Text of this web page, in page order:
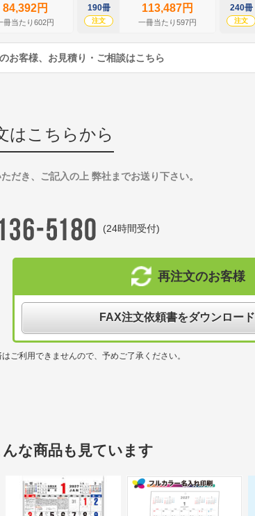
84,392円
冊当たり602円
190冊
注文
113,487円
一冊当たり597円
240冊
注文
お客様、お見積り・ご相談はこちら
はこちらから
だき、ご記入の上 弊社までお送り下さい。
(24時間受付)
再注文のお客様
FAX注文依頼書をダウンロード
ご利用できませんので、予めご了承ください。
な商品も見ています